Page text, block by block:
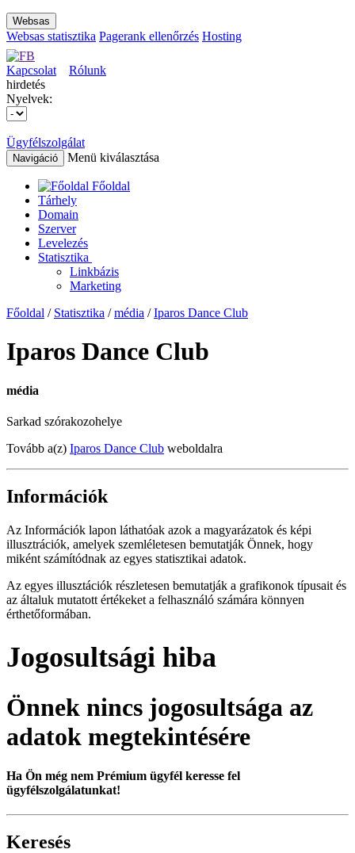
Websas
Websas statisztika Pagerank ellenőrzés Hosting
Kapcsolat
Rólunk
hirdetés
Nyelvek:
Ügyfélszolgálat
Navigáció Menü kiválasztása
Főoldal
Tárhely
Domain
Szerver
Levelezés
Statisztika
Linkbázis
Marketing
Főoldal / Statisztika /média /Iparos Dance Club
Iparos Dance Club
média
Sarkad szórakozohelye
Tovább a(z) Iparos Dance Club weboldalra
Információk
Az Információk lapon láthatóak azok a magyarázatok és képi
illusztrációk, amelyek szemléletesen bemutatják Önnek, hogy
miként számítódnak az egyes statisztikai adatok.
Az egyes illusztációk részletesen bemutatják a grafikonok típusait és
az általuk mutatott értékeket a felhasználó számára könnyen
érthetőformában.
Jogosultsági hiba
Önnek nincs jogosultsága az
adatok megtekintésére
Ha Ön még nem Prémium ügyfél keresse fel
ügyfélszolgálatunkat!
Keresés